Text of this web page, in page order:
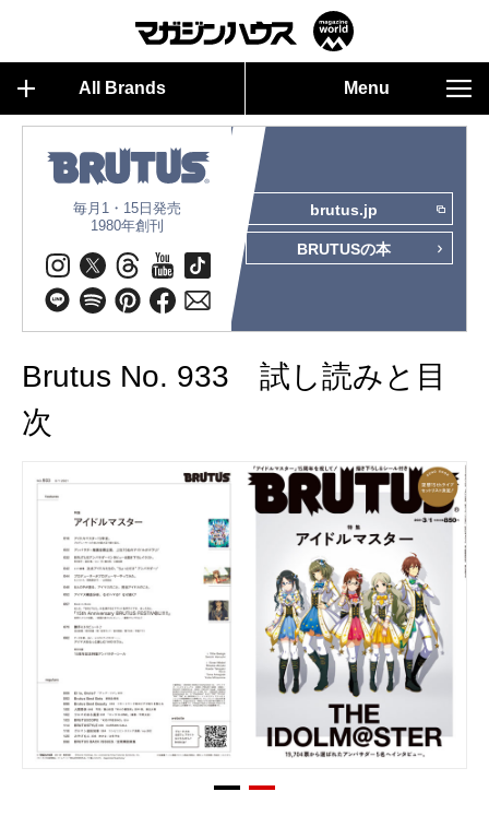
All Brands Menu
毎月1・15日発売
1980年創刊
brutus.jp
BRUTUSの本
Brutus No. 933 試し読みと目
次